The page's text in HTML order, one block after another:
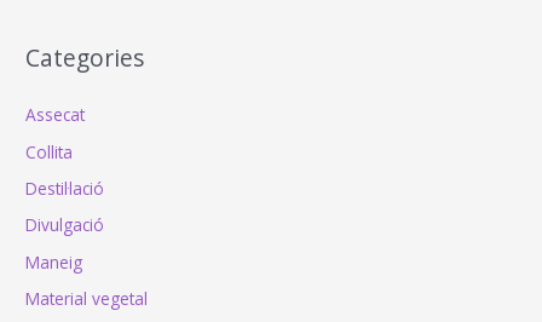
Categories
Assecat
Collita
Destil·lació
Divulgació
Maneig
Material vegetal